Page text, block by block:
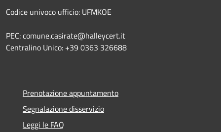
Codice univoco ufficio: UFMKOE
PEC: comune.casirate@halleycert.it
Centralino Unico: +39 0363 326688
Prenotazione appuntamento
Segnalazione disservizio
Leggi le FAQ